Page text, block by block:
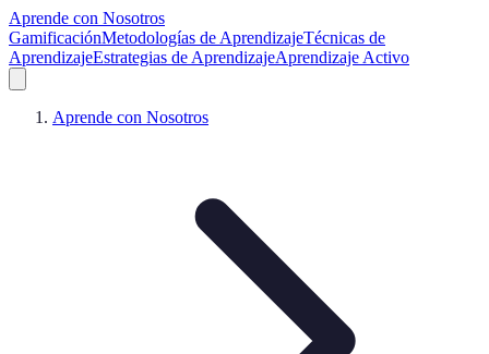
Aprende con Nosotros
GamificaciónMetodologías de AprendizajeTécnicas de
AprendizajeEstrategias de AprendizajeAprendizaje Activo
Aprende con Nosotros